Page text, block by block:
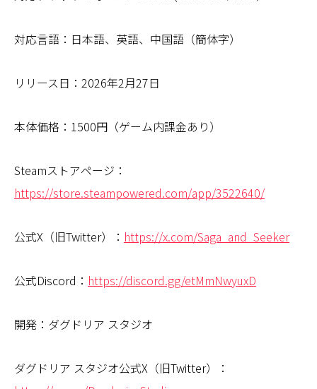
対応言語：日本語、英語、中国語（簡体字）
リリース日：2026年2月27日
本体価格：1500円（ゲーム内課金あり）
Steamストアページ：
https://store.steampowered.com/app/3522640/
公式X（旧Twitter）： https://x.com/Saga_and_Seeker
公式Discord： https://discord.gg/etMmNwyuxD
開発：ダグドリア スタジオ
ダグドリア スタジオ公式X（旧Twitter）：